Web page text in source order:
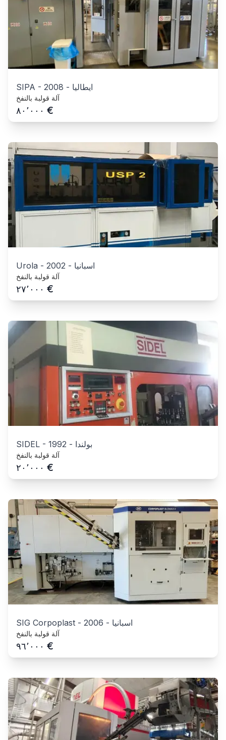
SIPA - 2008 - ايطاليا
آلة قولبة بالنفخ
٨٠٬٠٠٠ €
Urola - 2002 - اسبانيا
آلة قولبة بالنفخ
٢٧٬٠٠٠ €
SIDEL - 1992 - بولندا
آلة قولبة بالنفخ
٢٠٬٠٠٠ €
SIG Corpoplast - 2006 - اسبانيا
آلة قولبة بالنفخ
٩٦٬٠٠٠ €